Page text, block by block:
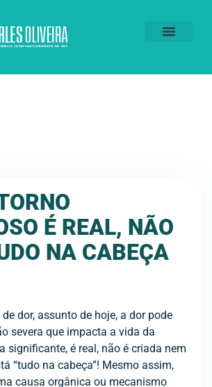
É REAL, NÃO
NA CABEÇA
dor, assunto de hoje, a dor pode
severa que impacta a vida da
significante, é real, não é criada nem
“tudo na cabeça”! Mesmo assim,
causa orgânica ou mecanismo